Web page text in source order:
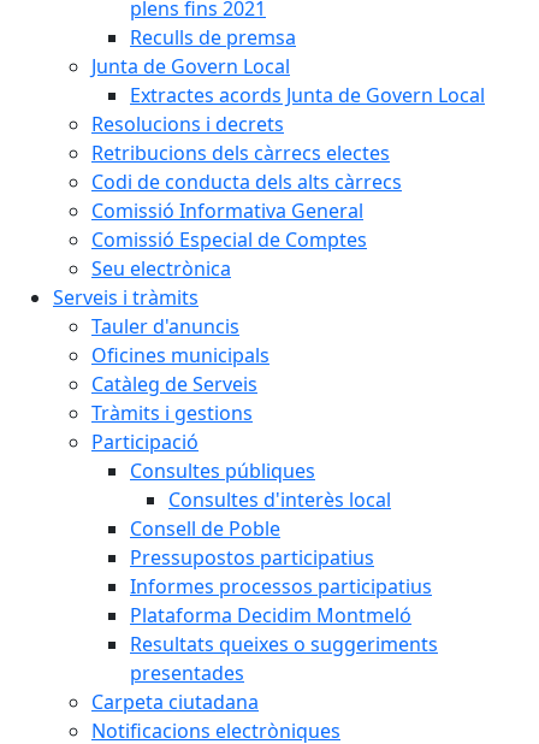
plens fins 2021
Reculls de premsa
Junta de Govern Local
Extractes acords Junta de Govern Local
Resolucions i decrets
Retribucions dels càrrecs electes
Codi de conducta dels alts càrrecs
Comissió Informativa General
Comissió Especial de Comptes
Seu electrònica
Serveis i tràmits
Tauler d'anuncis
Oficines municipals
Catàleg de Serveis
Tràmits i gestions
Participació
Consultes públiques
Consultes d'interès local
Consell de Poble
Pressupostos participatius
Informes processos participatius
Plataforma Decidim Montmeló
Resultats queixes o suggeriments
presentades
Carpeta ciutadana
Notificacions electròniques